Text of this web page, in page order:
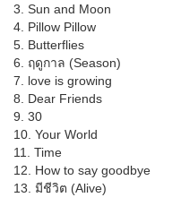
3. Sun and Moon
4. Pillow Pillow
5. Butterflies
6. ฤดูกาล (Season)
7. love is growing
8. Dear Friends
9. 30
10. Your World
11. Time
12. How to say goodbye
13. มีชีวิต (Alive)